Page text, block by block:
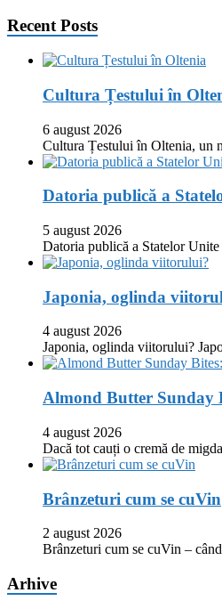
Recent Posts
Cultura Țestului în
6 august 2026
Cultura Țestului în Oltenia, un
Datoria publică a
5 august 2026
Datoria publică a Statelor
Japonia, oglinda
4 august 2026
Japonia, oglinda viitorului?
Almond Butter Sunday
4 august 2026
Dacă tot cauți o cremă de
Brânzeturi cum se cuVin
2 august 2026
Brânzeturi cum se cuVin –
Arhive